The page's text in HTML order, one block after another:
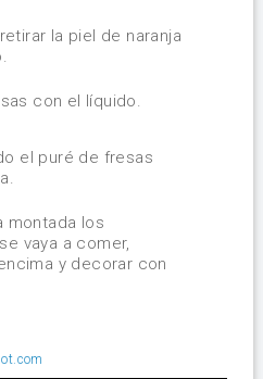
la piel de naranja
con el líquido.
el puré de fresas
montada los
vaya a comer,
y decorar con